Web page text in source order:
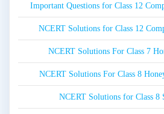
Important Questions for Class 12
NCERT Solutions for Class 12
NCERT Solutions For Class 7
NCERT Solutions For Class 8
NCERT Solutions for Class 8